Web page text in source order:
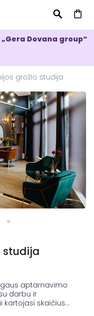
IEŠKOTI
Dovana group“
grožio studija
studija
aptarnavimo
darbu ir
kartojasi skaičius...